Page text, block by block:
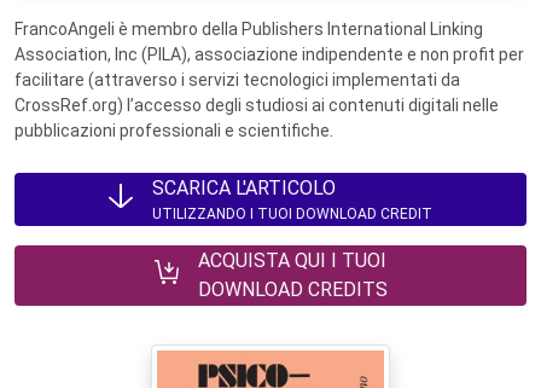
FrancoAngeli è membro della Publishers International Linking
Association, Inc (PILA), associazione indipendente e non profit per
facilitare (attraverso i servizi tecnologici implementati da
CrossRef.org) l’accesso degli studiosi ai contenuti digitali nelle
pubblicazioni professionali e scientifiche.
SCARICA L'ARTICOLO
UTILIZZANDO I TUOI DOWNLOAD CREDIT
ACQUISTA QUI I TUOI
DOWNLOAD CREDITS